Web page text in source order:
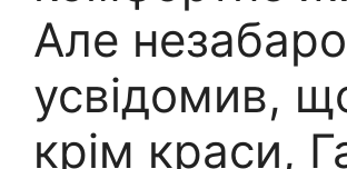
Але
усвідомив,
крім краси,